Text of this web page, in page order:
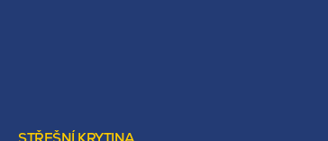
STŘEŠNÍ KRYTINA